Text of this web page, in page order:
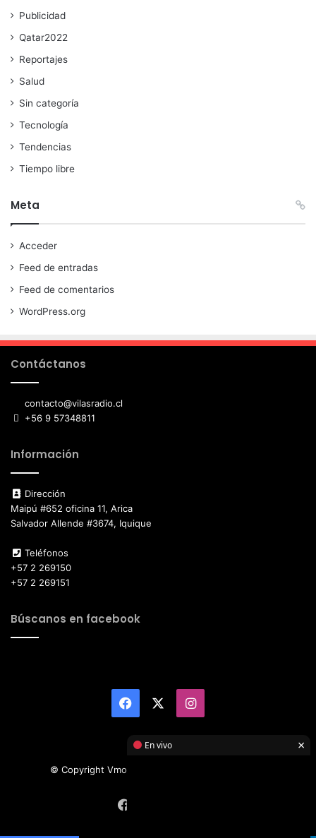
Publicidad
Qatar2022
Reportajes
Salud
Sin categoría
Tecnología
Tendencias
Tiempo libre
Meta
Acceder
Feed de entradas
Feed de comentarios
WordPress.org
Contáctanos
contacto@vilasradio.cl
+56 9 57348811
Información
Dirección
Maipú #652 oficina 11, Arica
Salvador Allende #3674, Iquique
Teléfonos
+57 2 269150
+57 2 269151
Búscanos en facebook
Facebook Instagram
© Copyright Vmotor TI 2026, All Rights Reserved
En vivo ×